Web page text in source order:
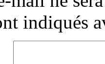
indiqués